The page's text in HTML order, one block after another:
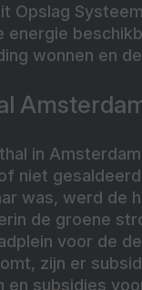
Opslag
energie
wonnen en
in
niet
was, werd de
de groene
voor de
zijn er
en subsidies